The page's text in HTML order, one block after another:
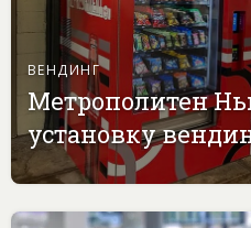
ВЕНДИНГ
Метрополитен
установку